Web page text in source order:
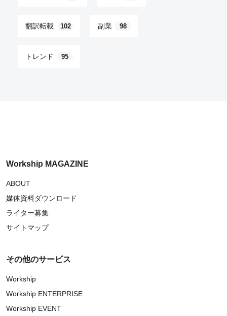
翻訳転載 102 副業 98
トレンド 95
Workship MAGAZINE
ABOUT
媒体資料ダウンロード
ライター募集
サイトマップ
その他のサービス
Workship
Workship ENTERPRISE
Workship EVENT